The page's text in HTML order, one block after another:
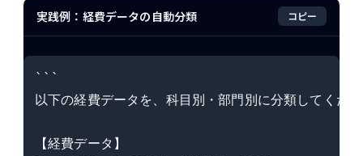
実践例：経費データの自動分類 コピー
```
以下の経費データを、科目別・部門別に分類してくだ
【経費データ】